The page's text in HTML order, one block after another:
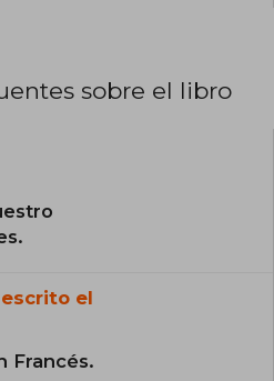
sobre el libro
el
Francés.